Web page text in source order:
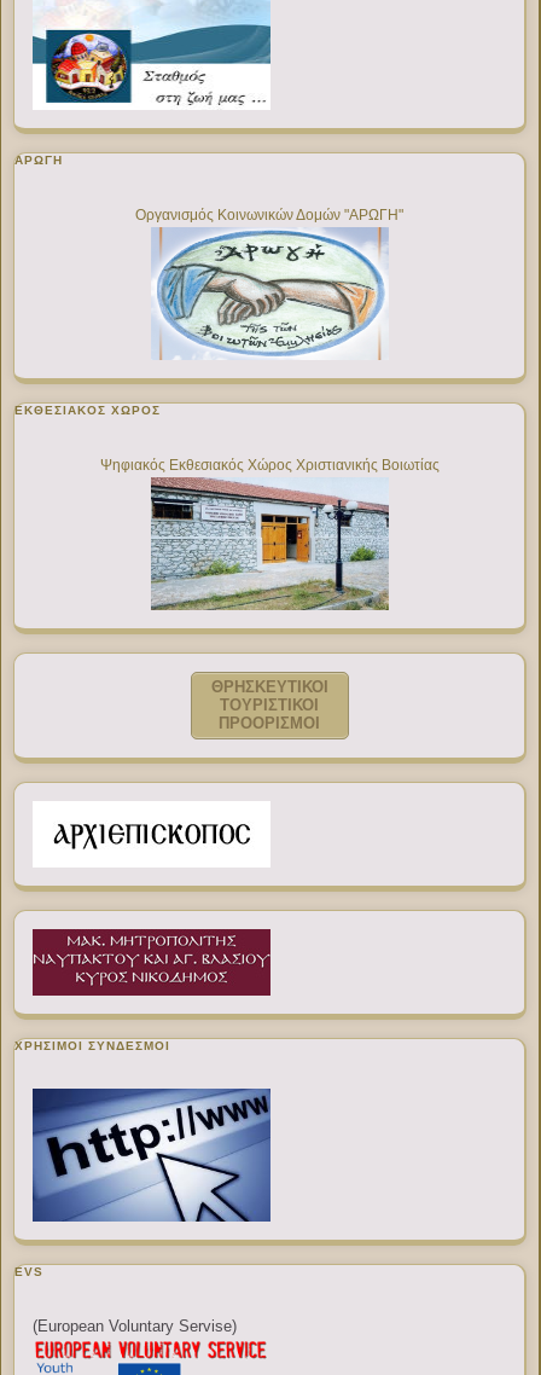
ΑΡΩΓΗ
Οργανισμός Κοινωνικών Δομών "ΑΡΩΓΗ"
ΕΚΘΕΣΙΑΚΌΣ ΧΏΡΟΣ
Ψηφιακός Εκθεσιακός Χώρος Χριστιανικής Βοιωτίας
ΘΡΗΣΚΕΥΤΙΚΟΙ
ΤΟΥΡΙΣΤΙΚΟΙ
ΠΡΟΟΡΙΣΜΟΙ
ΧΡΉΣΙΜΟΙ ΣΎΝΔΕΣΜΟΙ
EVS
(European Voluntary Servise)